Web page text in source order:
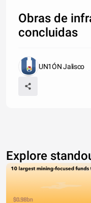
Obras de
concluidas
UN1ÓN Jalisco
Explore